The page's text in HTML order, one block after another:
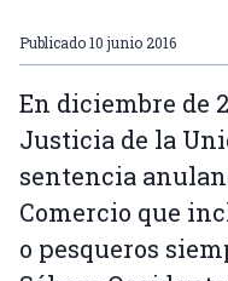
Publicado10 junio 2016
En diciembre de
Justicia de la
sentencia
Comercio que
o pesqueros